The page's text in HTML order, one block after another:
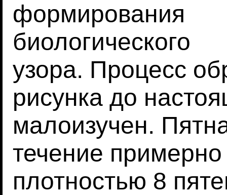
формирования
биологического
узора. Процесс
рисунка до
малоизучен.
течение
плотностью 8